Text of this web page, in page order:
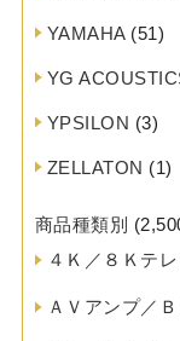
YAMAHA(51)
YG
YPSILON (3)
ZELLATON (1)
商品種類別
４Ｋ／８Ｋテ
ＡＶアンプ／